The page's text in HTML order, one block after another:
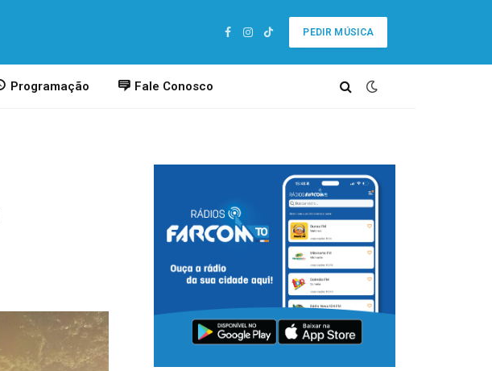
Facebook
Instagram
TikTok
PEDIR MÚSICA
Programação Fale Conosco